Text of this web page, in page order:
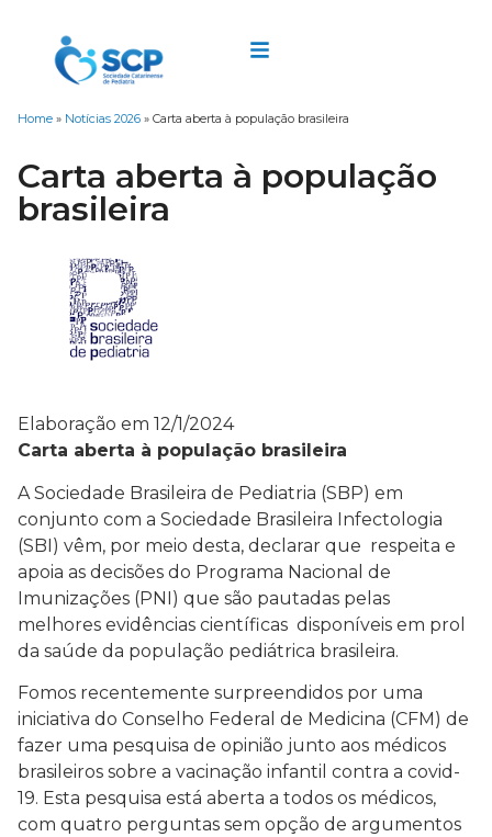
Home » Notícias 2026 » Carta aberta à população brasileira
Carta aberta à população
brasileira
Elaboração em 12/1/2024
Carta aberta à população brasileira
A Sociedade Brasileira de Pediatria (SBP) em
conjunto com a Sociedade Brasileira Infectologia
(SBI) vêm, por meio desta, declarar que respeita e
apoia as decisões do Programa Nacional de
Imunizações (PNI) que são pautadas pelas
melhores evidências científicas disponíveis em prol
da saúde da população pediátrica brasileira.
Fomos recentemente surpreendidos por uma
iniciativa do Conselho Federal de Medicina (CFM) de
fazer uma pesquisa de opinião junto aos médicos
brasileiros sobre a vacinação infantil contra a covid-
19. Esta pesquisa está aberta a todos os médicos,
com quatro perguntas sem opção de argumentos